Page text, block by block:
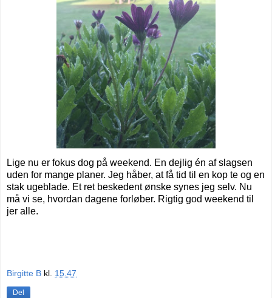
Lige nu er fokus dog på weekend. En dejlig én af slagsen
uden for mange planer. Jeg håber, at få tid til en kop te og en
stak ugeblade. Et ret beskedent ønske synes jeg selv. Nu
må vi se, hvordan dagene forløber. Rigtig god weekend til
jer alle.
Birgitte B kl. 15.47
Del